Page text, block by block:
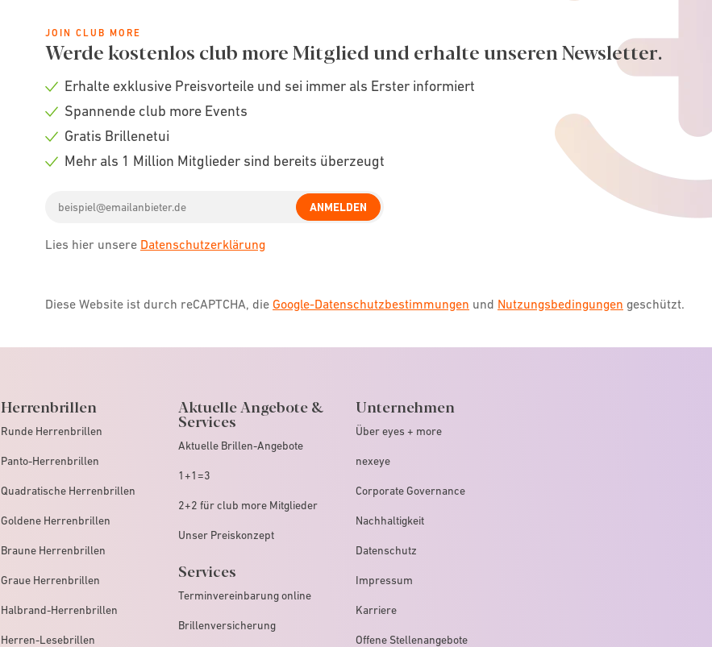
JOIN CLUB MORE
Werde kostenlos club more Mitglied und erhalte unseren Newsletter.
Check
Erhalte exklusive Preisvorteile und sei immer als Erster informiert
Check
Spannende club more Events
Check
Gratis Brillenetui
Mehr als 1 Million Mitglieder sind bereits überzeugt
address
ANMELDEN
Lies hier unsere Datenschutzerklärung
Diese Website ist durch reCAPTCHA, die Google-Datenschutzbestimmungen und Nutzungsbedingungen geschützt.
Herrenbrillen
Runde Herrenbrillen
Panto-Herrenbrillen
Quadratische Herrenbrillen
Goldene Herrenbrillen
Braune Herrenbrillen
Graue Herrenbrillen
Halbrand-Herrenbrillen
Herren-Lesebrillen
Aktuelle Angebote &
Services
Aktuelle Brillen-Angebote
1+1=3
2+2 für club more Mitglieder
Unser Preiskonzept
Services
Terminvereinbarung online
Brillenversicherung
Unternehmen
Über eyes + more
nexeye
Corporate Governance
Nachhaltigkeit
Datenschutz
Impressum
Karriere
Offene Stellenangebote